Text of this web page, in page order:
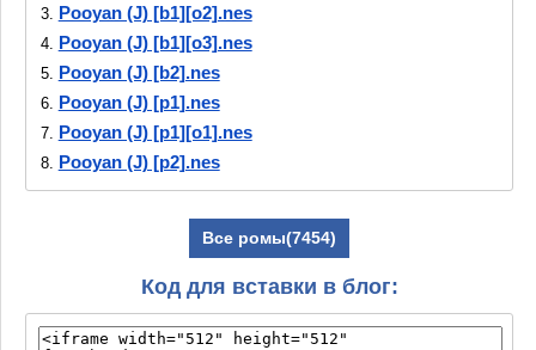
3. Pooyan (J) [b1][o2].nes
4. Pooyan (J) [b1][o3].nes
5. Pooyan (J) [b2].nes
6. Pooyan (J) [p1].nes
7. Pooyan (J) [p1][o1].nes
8. Pooyan (J) [p2].nes
9.Pooyan (J) [T+Chi_MS emumax].nes
Pooyan (J) [T-Chi_MS emumax].nes
Pooyan (J) [T-Chi_MS emumax][a1].nes
Все ромы(7454)
Код для вставки в блог: